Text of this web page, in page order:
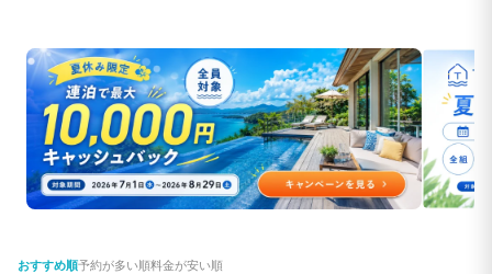
おすすめ順予約が多い順料金が安い順